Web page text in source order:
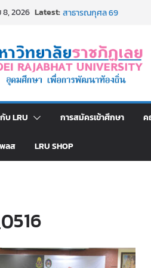
8, 2026 Latest:ม.ราชภัฏเลย จัดกิจกรรม
มหาวิทยาลัยราชภัฏเลย ด้ว
ม.ราชภัฏเลย จัดมหกรรมวิ
มัธยมปลายค้นหาสาขาวิชา
อธิการบดี มรภ.เลย ร่วมป
ประกาศผู้ชนะการเสนอ
โดยวิธีเฉพาะเจาะจง
บ LRU การสมัครเข้าศึกษา ค
ลส LRU SHOP